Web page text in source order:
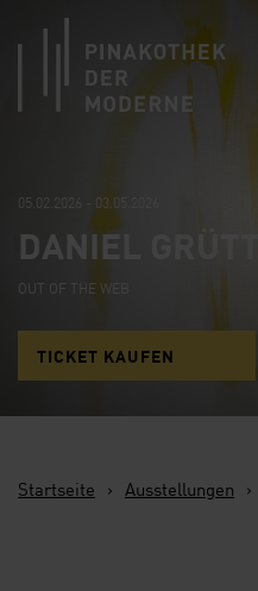
05.02.2026 - 03.05.2026
DANIEL
OUT OF THE WEB
TICKET KAUFEN
Startseite › Ausstellungen ›